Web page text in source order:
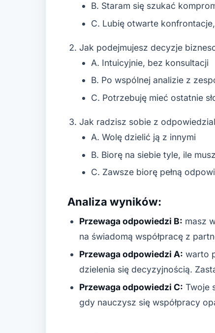
B. Staram się szukać
C. Lubię otwarte
Jak podejmujesz decyzje
A. Intuicyjnie, bez konsultacji
B. Po wspólnej analizie z
C. Potrzebuję mieć ostatnie
Jak radzisz sobie z
A. Wolę dzielić ją z innymi
B. Biorę na siebie tyle, ile
C. Zawsze biorę pełną
Analiza wyników:
Przewaga odpowiedzi B: masz
na świadomą współpracę z
Przewaga odpowiedzi A: warto
dzielenia się decyzyjnością.
Przewaga odpowiedzi C: Twoje
gdy nauczysz się współpracy